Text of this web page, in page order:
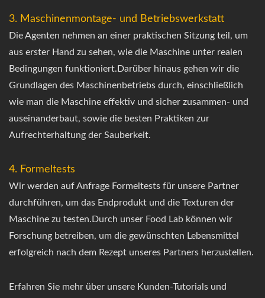
3. Maschinenmontage- und Betriebswerkstatt
Die Agenten nehmen an einer praktischen Sitzung teil, um
aus erster Hand zu sehen, wie die Maschine unter realen
Bedingungen funktioniert.Darüber hinaus gehen wir die
Grundlagen des Maschinenbetriebs durch, einschließlich
wie man die Maschine effektiv und sicher zusammen- und
auseinanderbaut, sowie die besten Praktiken zur
Aufrechterhaltung der Sauberkeit.
4. Formeltests
Wir werden auf Anfrage Formeltests für unsere Partner
durchführen, um das Endprodukt und die Texturen der
Maschine zu testen.Durch unser Food Lab können wir
Forschung betreiben, um die gewünschten Lebensmittel
erfolgreich nach dem Rezept unseres Partners herzustellen.
Erfahren Sie mehr über unsere Kunden-Tutorials und